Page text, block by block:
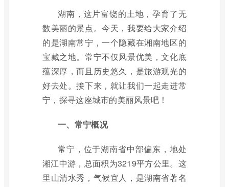
湖南，这片富饶的土地，孕育了无
数美丽的景点。今天，我要给大家介绍
的是湖南常宁，一个隐藏在湘南地区的
宝藏之地。常宁不仅风景优美，文化底
蕴深厚，而且历史悠久，是旅游观光的
好去处。接下来，就让我们一起走进常
宁，探寻这座城市的美丽风景吧！
一、常宁概况
常宁，位于湖南省中部偏东，地处
湘江中游，总面积为3219平方公里。这
里山清水秀，气候宜人，是湖南省著名